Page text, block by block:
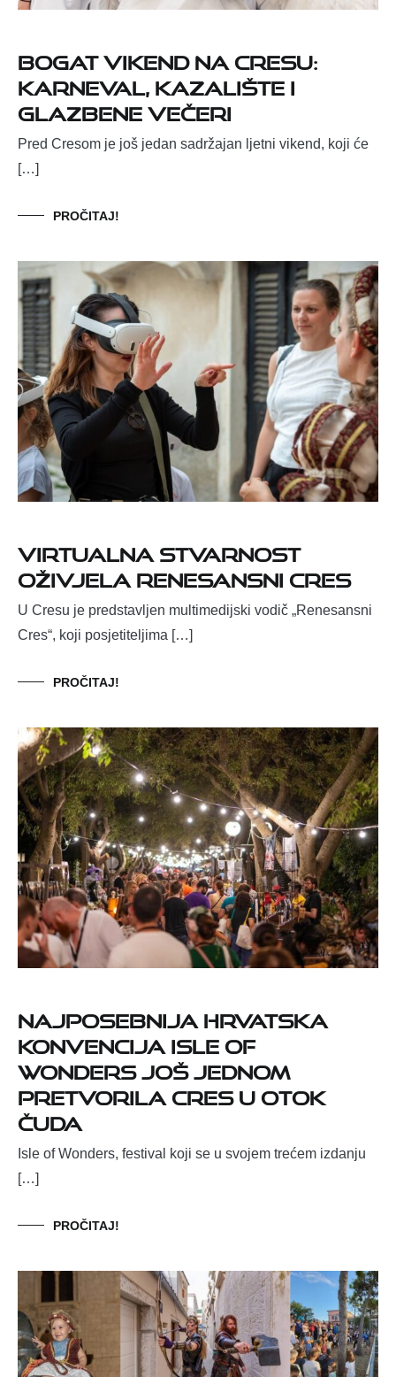
Bogat vikend na Cresu:
karneval, kazalište i
glazbene večeri
Pred Cresom je još jedan sadržajan ljetni vikend, koji će
[…]
PROČITAJ!
Virtualna stvarnost
oživjela renesansni Cres
U Cresu je predstavljen multimedijski vodič „Renesansni
Cres“, koji posjetiteljima […]
PROČITAJ!
Najposebnija hrvatska
konvencija Isle of
Wonders još jednom
pretvorila Cres u otok
čuda
Isle of Wonders, festival koji se u svojem trećem izdanju
[…]
PROČITAJ!